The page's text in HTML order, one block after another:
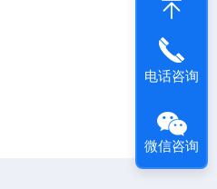
电话咨询
微信咨询